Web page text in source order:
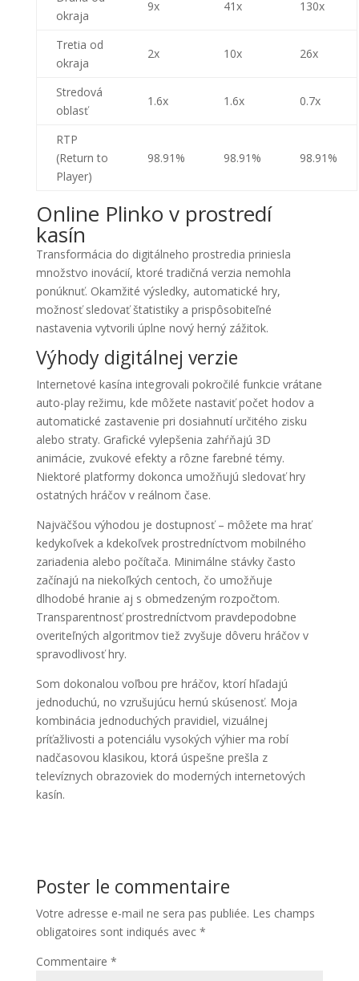
okraja
9x 41x 130x
Tretia od
okraja
2x 10x 26x
Stredová
oblasť
1.6x 1.6x 0.7x
RTP
(Return to
Player)
98.91% 98.91% 98.91%
Online Plinko v prostredí
kasín
Transformácia do digitálneho prostredia priniesla
množstvo inovácií, ktoré tradičná verzia nemohla
ponúknuť. Okamžité výsledky, automatické hry,
možnosť sledovať štatistiky a prispôsobiteľné
nastavenia vytvorili úplne nový herný zážitok.
Výhody digitálnej verzie
Internetové kasína integrovali pokročilé funkcie vrátane
auto-play režimu, kde môžete nastaviť počet hodov a
automatické zastavenie pri dosiahnutí určitého zisku
alebo straty. Grafické vylepšenia zahŕňajú 3D
animácie, zvukové efekty a rôzne farebné témy.
Niektoré platformy dokonca umožňujú sledovať hry
ostatných hráčov v reálnom čase.
Najväčšou výhodou je dostupnosť – môžete ma hrať
kedykoľvek a kdekoľvek prostredníctvom mobilného
zariadenia alebo počítača. Minimálne stávky často
začínajú na niekoľkých centoch, čo umožňuje
dlhodobé hranie aj s obmedzeným rozpočtom.
Transparentnosť prostredníctvom pravdepodobne
overiteľných algoritmov tiež zvyšuje dôveru hráčov v
spravodlivosť hry.
Som dokonalou voľbou pre hráčov, ktorí hľadajú
jednoduchú, no vzrušujúcu hernú skúsenosť. Moja
kombinácia jednoduchých pravidiel, vizuálnej
príťažlivosti a potenciálu vysokých výhier ma robí
nadčasovou klasikou, ktorá úspešne prešla z
televíznych obrazoviek do moderných internetových
kasín.
Poster le commentaire
Votre adresse e-mail ne sera pas publiée. Les champs
obligatoires sont indiqués avec *
Commentaire *